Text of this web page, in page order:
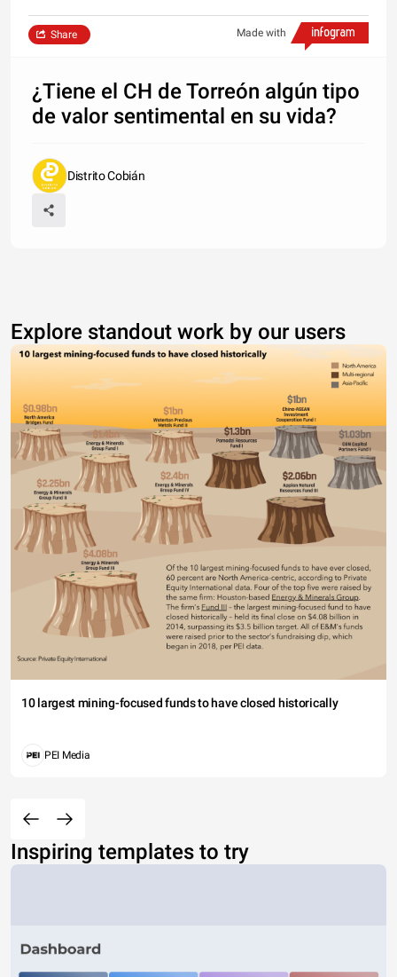
Made with
Share
¿Tiene el CH de Torreón algún tipo
de valor sentimental en su vida?
Distrito Cobián
Explore standout work by our users
10 largest mining-focused funds to have closed historically
PEI Media
Inspiring templates to try